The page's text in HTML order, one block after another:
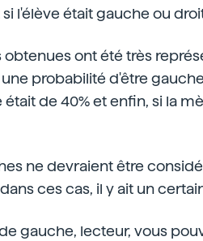
l'élève était gauche ou
obtenues ont été très
probabilité d'être
de 40% et enfin, si la
ne devraient être
ces cas, il y ait un
gauche, lecteur, vous